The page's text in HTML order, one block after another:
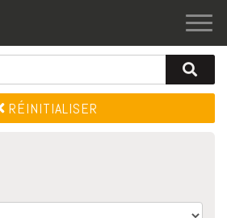
RÉINITIALISER